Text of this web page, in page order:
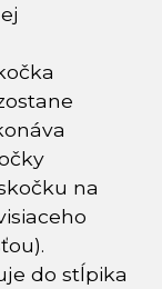
na
do stĺpika